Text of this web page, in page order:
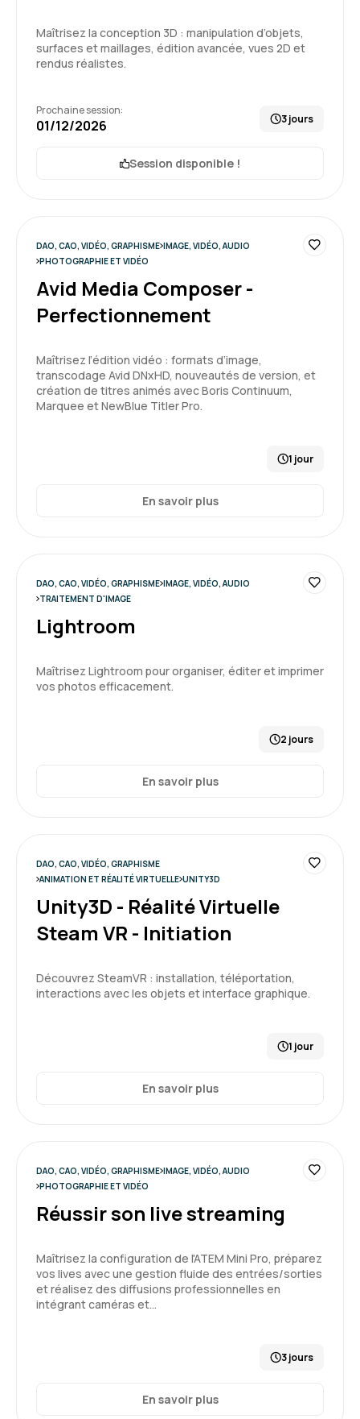
Maîtrisez la conception 3D : manipulation d’objets,
surfaces et maillages, édition avancée, vues 2D et
rendus réalistes.
Prochaine session:
01/12/2026 3 jours
Session disponible !
DAO, CAO, VIDÉO, GRAPHISME IMAGE, VIDÉO, AUDIO
PHOTOGRAPHIE ET VIDÉO
Avid Media Composer -
Perfectionnement
Maîtrisez l’édition vidéo : formats d’image,
transcodage Avid DNxHD, nouveautés de version, et
création de titres animés avec Boris Continuum,
Marquee et NewBlue Titler Pro.
1 jour
En savoir plus
DAO, CAO, VIDÉO, GRAPHISME IMAGE, VIDÉO, AUDIO
TRAITEMENT D'IMAGE
Lightroom
Maîtrisez Lightroom pour organiser, éditer et imprimer
vos photos efficacement.
2 jours
En savoir plus
DAO, CAO, VIDÉO, GRAPHISME
ANIMATION ET RÉALITÉ VIRTUELLE UNITY3D
Unity3D - Réalité Virtuelle
Steam VR - Initiation
Découvrez SteamVR : installation, téléportation,
interactions avec les objets et interface graphique.
1 jour
En savoir plus
DAO, CAO, VIDÉO, GRAPHISME IMAGE, VIDÉO, AUDIO
PHOTOGRAPHIE ET VIDÉO
Réussir son live streaming
Maîtrisez la configuration de l'ATEM Mini Pro, préparez
vos lives avec une gestion fluide des entrées/sorties
et réalisez des diffusions professionnelles en
intégrant caméras et…
3 jours
En savoir plus